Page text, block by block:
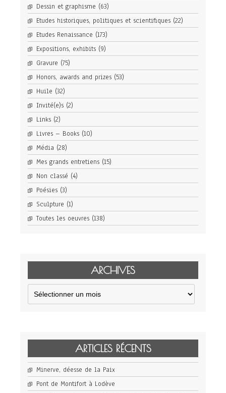
Dessin et graphisme (63)
Etudes historiques, politiques et scientifiques (22)
Etudes Renaissance (173)
Expositions, exhibits (9)
Gravure (75)
Honors, awards and prizes (53)
Huile (32)
Invité(e)s (2)
Links (2)
Livres – Books (10)
Média (28)
Mes grands entretiens (15)
Non classé (4)
Poésies (3)
Sculpture (1)
Toutes les oeuvres (138)
ARCHIVES
Archives
ARTICLES RÉCENTS
Minerve, déesse de la Paix
Pont de Montifort à Lodève